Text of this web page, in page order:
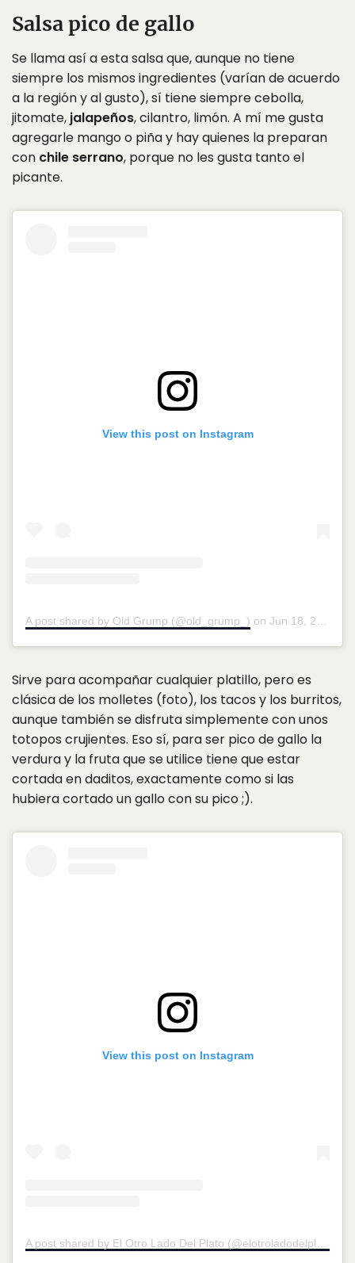
Salsa pico de gallo
Se llama así a esta salsa que, aunque no tiene
siempre los mismos ingredientes (varían de acuerdo
a la región y al gusto), sí tiene siempre cebolla,
jitomate, jalapeños, cilantro, limón. A mí me gusta
agregarle mango o piña y hay quienes la preparan
con chile serrano, porque no les gusta tanto el
picante.
View this post on Instagram
A post shared by Old Grump (@old_grump_) on Jun 18, 2019 at 5:11am PDT
Sirve para acompañar cualquier platillo, pero es
clásica de los molletes (foto), los tacos y los burritos,
aunque también se disfruta simplemente con unos
totopos crujientes. Eso sí, para ser pico de gallo la
verdura y la fruta que se utilice tiene que estar
cortada en daditos, exactamente como si las
hubiera cortado un gallo con su pico ;).
View this post on Instagram